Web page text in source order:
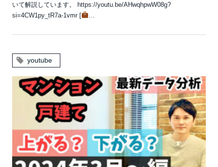
いて解説しています。 https://youtu.be/AHwqhpwW08g?
si=4CW1py_tR7a-1vmr [
youtube